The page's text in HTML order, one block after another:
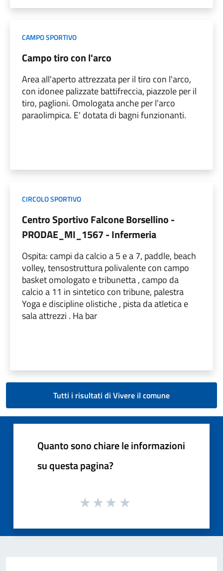
CAMPO SPORTIVO
Campo tiro con l'arco
Area all'aperto attrezzata per il tiro con l'arco,
con idonee palizzate battifreccia, piazzole per il
tiro, paglioni. Omologata anche per l'arco
paraolimpica. E' dotata di bagni funzionanti.
CIRCOLO SPORTIVO
Centro Sportivo Falcone Borsellino -
PRODAE_MI_1567 - Infermeria
Ospita: campi da calcio a 5 e a 7, paddle, beach
volley, tensostruttura polivalente con campo
basket omologato e tribunetta , campo da
calcio a 11 in sintetico con tribune, palestra
Yoga e discipline olistiche , pista da atletica e
sala attrezzi . Ha bar
Tutti i risultati di Vivere il comune
Quanto sono chiare le informazioni
su questa pagina?